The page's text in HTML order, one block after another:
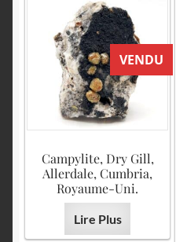
VENDU
Campylite, Dry Gill,
Allerdale, Cumbria,
Royaume-Uni.
Lire Plus